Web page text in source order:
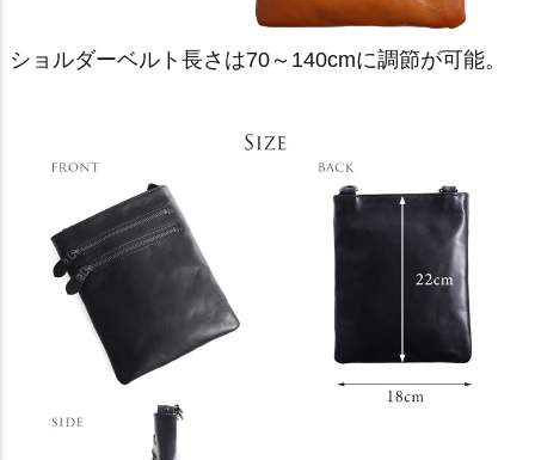
ショルダーベルト長さは70～140cmに調節が可能。